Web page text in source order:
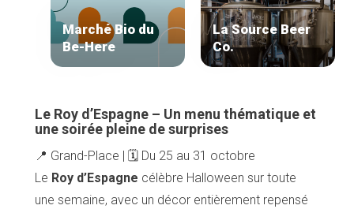
Marché Bio du
Be-Here
La Source Beer
Co.
Le Roy d’Espagne – Un menu thématique et
une soirée pleine de surprises
📍 Grand-Place | 🗓️ Du 25 au 31 octobre
Le Roy d’Espagne célèbre Halloween sur toute
une semaine, avec un décor entièrement repensé